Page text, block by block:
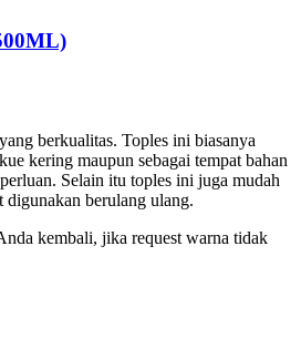
berkualitas. Toples ini biasanya
kering maupun sebagai tempat bahan
Selain itu toples ini juga mudah
digunakan berulang ulang.
kembali, jika request warna tidak